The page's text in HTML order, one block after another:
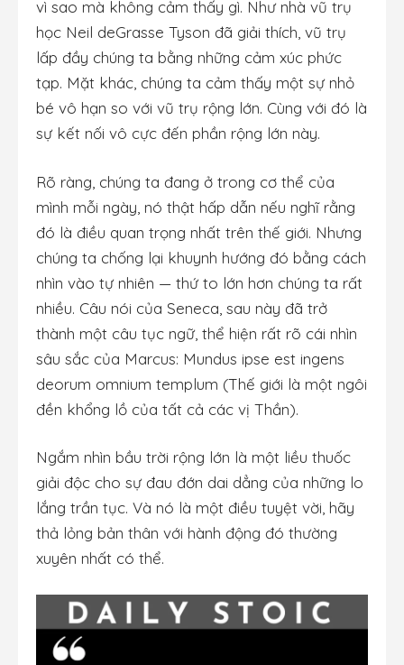
vì sao mà không cảm thấy gì. Như nhà vũ trụ
học Neil deGrasse Tyson đã giải thích, vũ trụ
lấp đầy chúng ta bằng những cảm xúc phức
tạp. Mặt khác, chúng ta cảm thấy một sự nhỏ
bé vô hạn so với vũ trụ rộng lớn. Cùng với đó là
sự kết nối vô cực đến phần rộng lớn này.
Rõ ràng, chúng ta đang ở trong cơ thể của
mình mỗi ngày, nó thật hấp dẫn nếu nghĩ rằng
đó là điều quan trọng nhất trên thế giới. Nhưng
chúng ta chống lại khuynh hướng đó bằng cách
nhìn vào tự nhiên — thứ to lớn hơn chúng ta rất
nhiều. Câu nói của Seneca, sau này đã trở
thành một câu tục ngữ, thể hiện rất rõ cái nhìn
sâu sắc của Marcus: Mundus ipse est ingens
deorum omnium templum (Thế giới là một ngôi
đền khổng lồ của tất cả các vị Thần).
Ngắm nhìn bầu trời rộng lớn là một liều thuốc
giải độc cho sự đau đớn dai dẳng của những lo
lắng trần tục. Và nó là một điều tuyệt vời, hãy
thả lỏng bản thân với hành động đó thường
xuyên nhất có thể.